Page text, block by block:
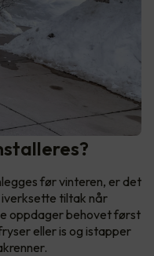
før vinteren, er det
tiltak når
oppdager behovet først
eller is og istapper